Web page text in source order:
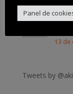
Así
13 de
Tweets by
Panel de